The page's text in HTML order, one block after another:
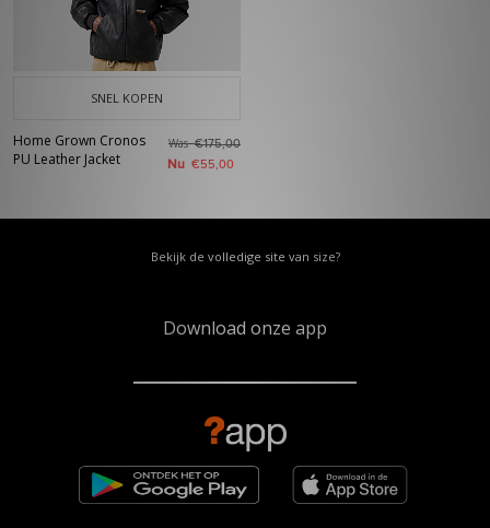
SNEL KOPEN
Home Grown Cronos
PU Leather Jacket
Was€175,00
Nu €55,00
Bekijk de volledige site van size?
Download onze app